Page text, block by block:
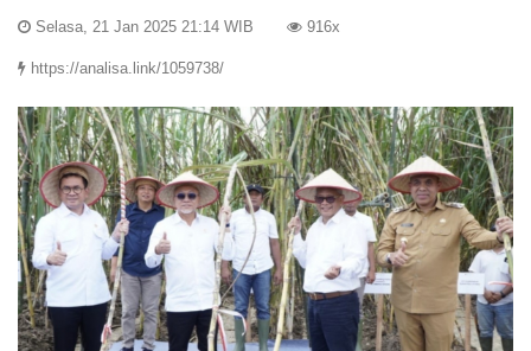
Selasa, 21 Jan 2025 21:14 WIB 916x
https://analisa.link/1059738/